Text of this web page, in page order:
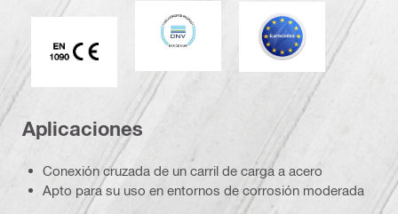
Marca CE EN 1090
DNV Eurocódigo
Aplicaciones
Conexión cruzada de un carril de carga a acero
Apto para su uso en entornos de corrosión moderada